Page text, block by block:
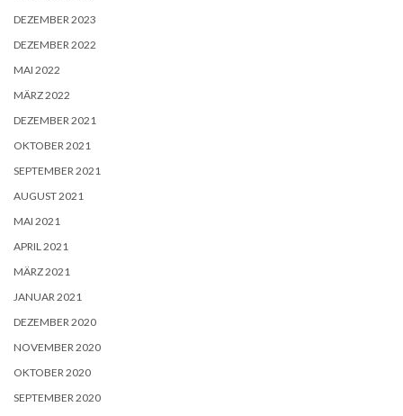
DEZEMBER 2023
DEZEMBER 2022
MAI 2022
MÄRZ 2022
DEZEMBER 2021
OKTOBER 2021
SEPTEMBER 2021
AUGUST 2021
MAI 2021
APRIL 2021
MÄRZ 2021
JANUAR 2021
DEZEMBER 2020
NOVEMBER 2020
OKTOBER 2020
SEPTEMBER 2020